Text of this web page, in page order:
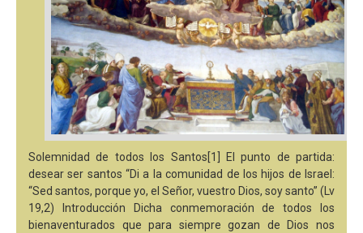
Solemnidad de todos los Santos[1] El punto de partida:
desear ser santos “Di a la comunidad de los hijos de Israel:
“Sed santos, porque yo, el Señor, vuestro Dios, soy santo” (Lv
19,2) Introducción Dicha conmemoración de todos los
bienaventurados que para siempre gozan de Dios nos